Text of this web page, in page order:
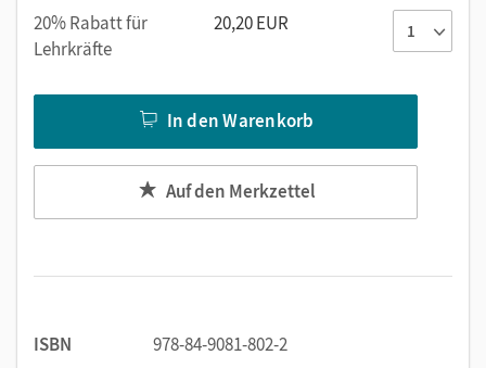
20% Rabatt für
Lehrkräfte
20,20 EUR
In den Warenkorb
Auf den Merkzettel
ISBN
978-84-9081-802-2